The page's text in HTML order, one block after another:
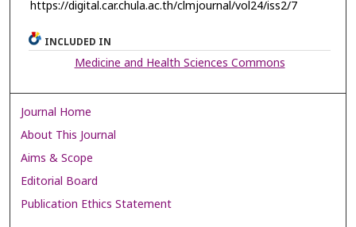
https://digital.car.chula.ac.th/clmjournal/vol24/iss2/7
INCLUDED IN
Medicine and Health Sciences Commons
Journal Home
About This Journal
Aims & Scope
Editorial Board
Publication Ethics Statement